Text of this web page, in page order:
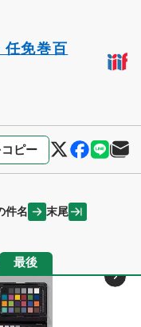
任免巻百
ピー
件名 末尾
最後